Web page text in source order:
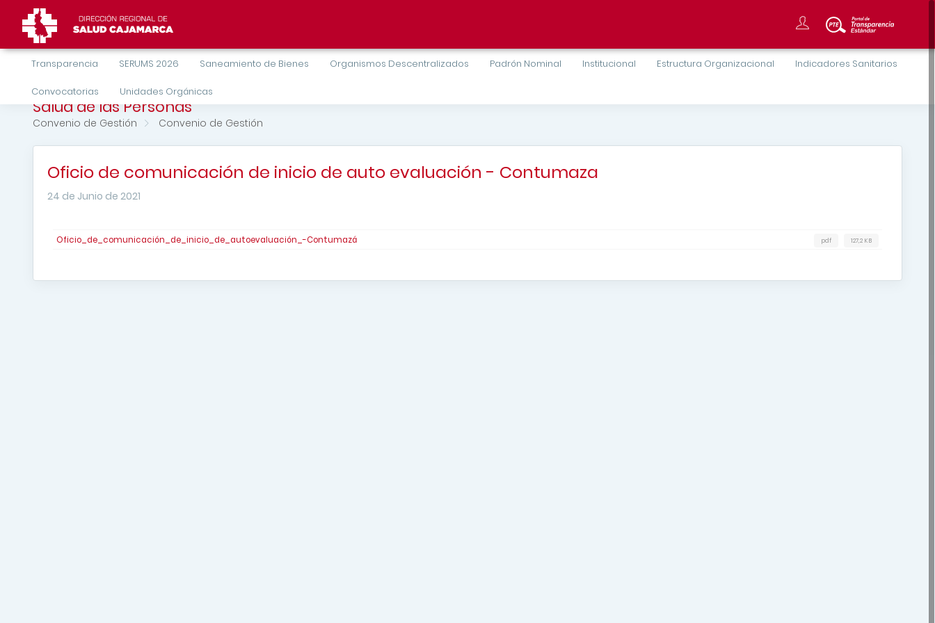
Transparencia SERUMS 2026 Saneamiento de Bienes Organismos Descentralizados Padrón Nominal Institucional Estructura Organizacional Indicadores Sanitarios
Convocatorias Unidades Orgánicas
Salud de las Personas
Convenio de Gestión Convenio de Gestión
Oficio de comunicación de inicio de auto evaluación - Contumaza
24 de Junio de 2021
Oficio_de_comunicación_de_inicio_de_autoevaluación_-Contumazá 127,2 KB
pdf